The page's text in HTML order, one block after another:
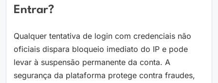
Entrar?
Qualquer tentativa de login com credenciais não
oficiais dispara bloqueio imediato do IP e pode
levar à suspensão permanente da conta. A
segurança da plataforma protege contra fraudes,